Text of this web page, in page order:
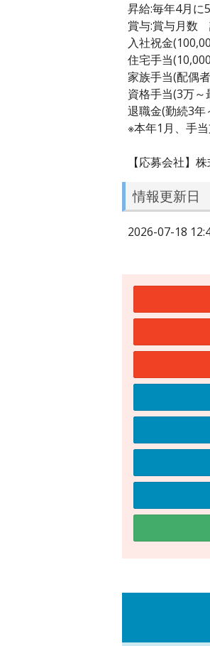
昇給:毎年4月に
賞与:賞与月数
入社祝金
住宅手当
家族手当(配偶
資格手当(3万～
退職金(勤続
※本年1月、手
【応募会社】
情報更新日
2026-07-18